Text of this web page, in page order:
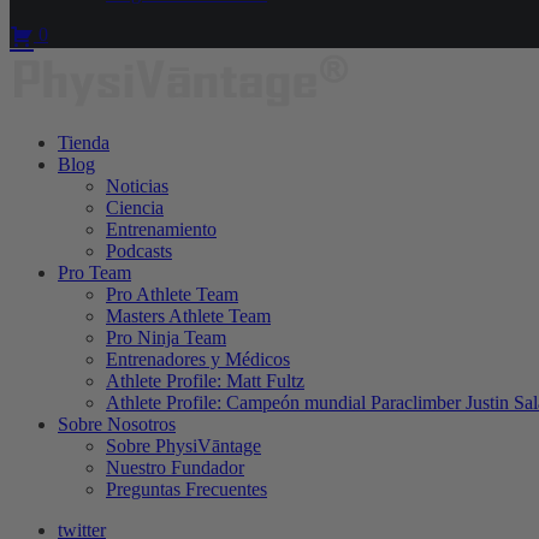
0
Tienda
Blog
Noticias
Ciencia
Entrenamiento
Podcasts
Pro Team
Pro Athlete Team
Masters Athlete Team
Pro Ninja Team
Entrenadores y Médicos
Athlete Profile: Matt Fultz
Athlete Profile: Campeón mundial Paraclimber Justin
Sobre Nosotros
Sobre PhysiVāntage
Nuestro Fundador
Preguntas Frecuentes
twitter